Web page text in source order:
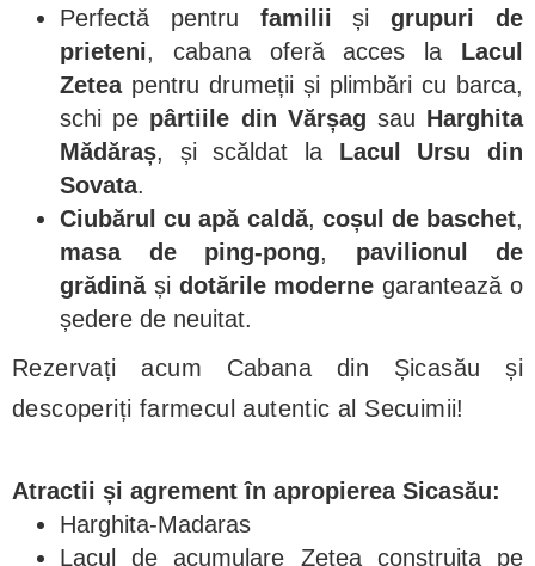
Perfectă pentru familii șigrupuri de
prieteni, cabana oferă acces la Lacul
Zeteapentru drumeții și plimbări cu barca,
schi pe pârtiile din Vărșag sau Harghita
Mădăraș, și scăldat la Lacul Ursu din
Sovata.
Ciubărul cu apă caldă, coșul de baschet,
masa de ping-pong, pavilionul de
grădinăși dotările moderne garantează o
ședere de neuitat.
Rezervați acum Cabana din Șicasău și
descoperiți farmecul autentic al Secuimii!
Atractii și agrement în apropierea Sicasău:
Harghita-Madaras
Lacul de acumulare Zetea construita pe